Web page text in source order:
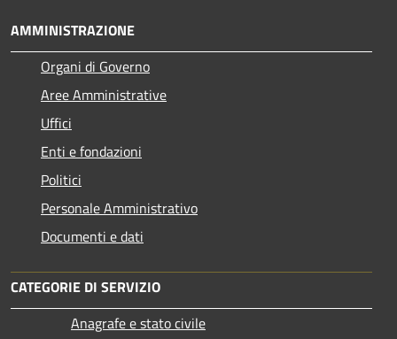
AMMINISTRAZIONE
Organi di Governo
Aree Amministrative
Uffici
Enti e fondazioni
Politici
Personale Amministrativo
Documenti e dati
CATEGORIE DI SERVIZIO
Anagrafe e stato civile